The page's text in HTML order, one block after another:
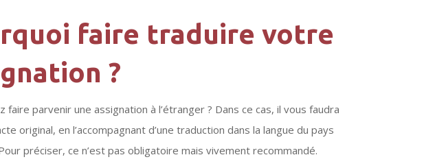
faire traduire votre
?
faire parvenir une assignation à l’étranger ? Dans ce cas, il vous faudra
original, en l’accompagnant d’une traduction dans la langue du pays
préciser, ce n’est pas obligatoire mais vivement recommandé.